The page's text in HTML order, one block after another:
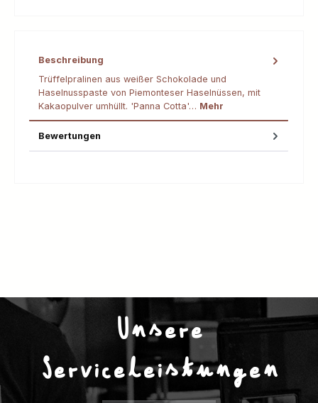
Beschreibung
Trüffelpralinen aus weißer Schokolade und
Haselnusspaste von Piemonteser Haselnüssen, mit
Kakaopulver umhüllt. 'Panna Cotta'… Mehr
Bewertungen
Unsere
Serviceleistungen